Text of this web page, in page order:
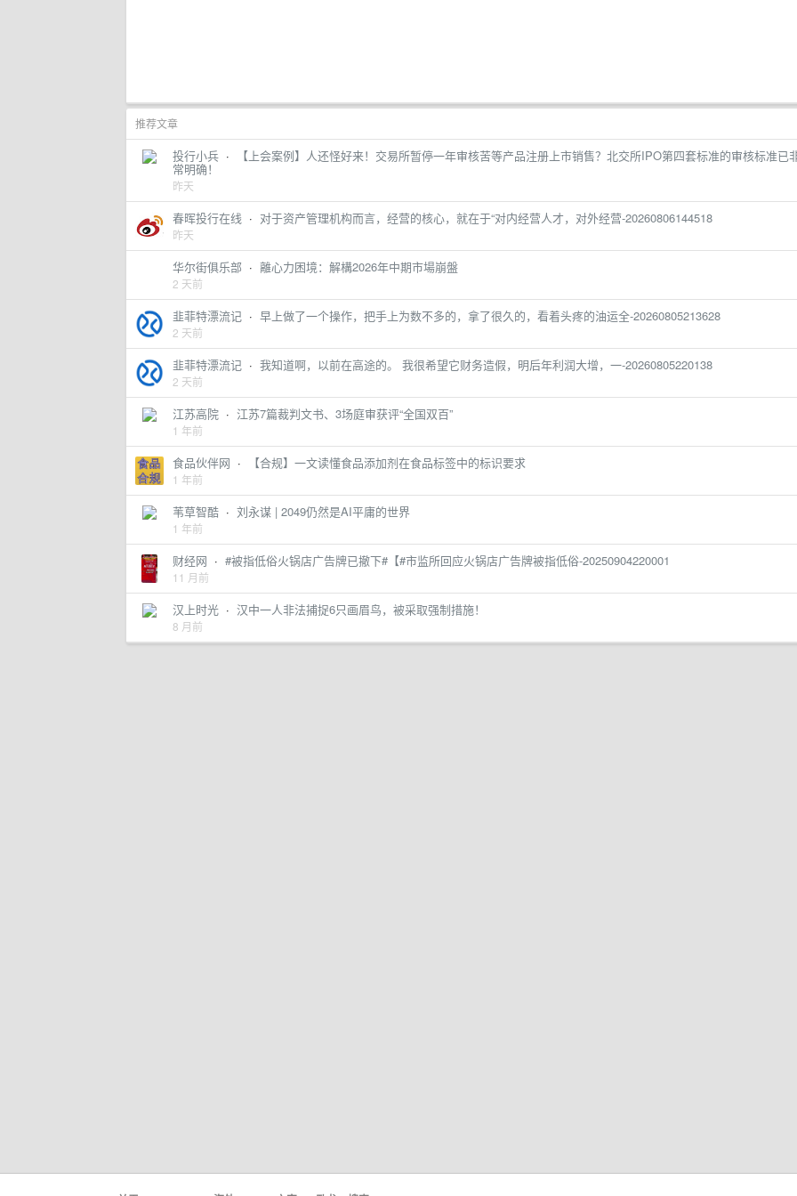
推荐文章
投行小兵 · 【上会案例】人还怪好来！交易所暂停一年审核苦等产品注册上市销售？北交所IPO第四套标准的审核标准已
常明确！
昨天
春晖投行在线 · 对于资产管理机构而言，经营的核心，就在于“对内经营人才，对外经营-20260806144518
昨天
华尔街俱乐部 · 離心力困境：解構2026年中期市場崩盤
2 天前
韭菲特漂流记 · 早上做了一个操作，把手上为数不多的，拿了很久的，看着头疼的油运全-20260805213628
2 天前
韭菲特漂流记 · 我知道啊，以前在高途的。 我很希望它财务造假，明后年利润大增，一-20260805220138
2 天前
江苏高院 · 江苏7篇裁判文书、3场庭审获评“全国双百”
1 年前
食品伙伴网 · 【合规】一文读懂食品添加剂在食品标签中的标识要求
1 年前
苇草智酷 · 刘永谋 | 2049仍然是AI平庸的世界
1 年前
财经网 · #被指低俗火锅店广告牌已撤下#【#市监所回应火锅店广告牌被指低俗-20250904220001
11 月前
汉上时光 · 汉中一人非法捕捉6只画眉鸟，被采取强制措施！
8 月前